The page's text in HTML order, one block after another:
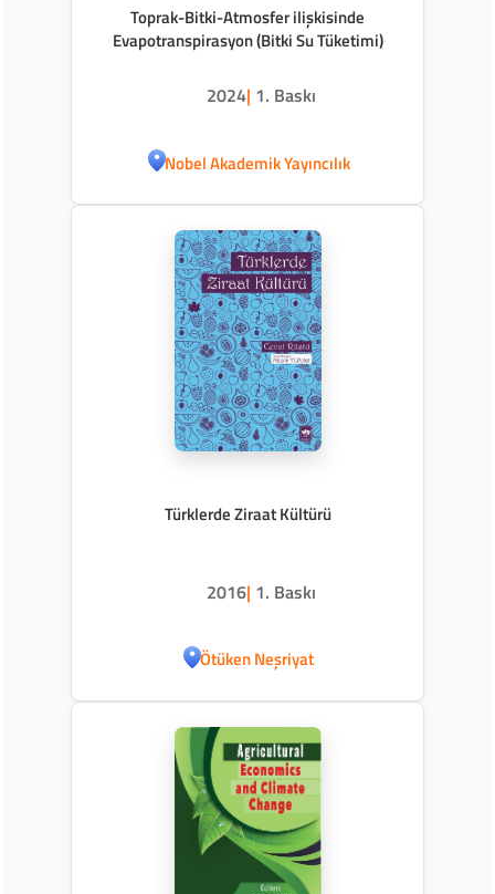
Toprak-Bitki-Atmosfer ilişkisinde
Evapotranspirasyon (Bitki Su Tüketimi)
2024| 1. Baskı
Nobel Akademik Yayıncılık
Türklerde Ziraat Kültürü
2016| 1. Baskı
Ötüken Neşriyat